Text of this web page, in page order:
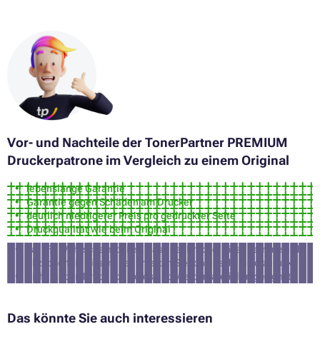
Vor- und Nachteile der TonerPartner PREMIUM
Druckerpatrone im Vergleich zu einem Original
lebenslange Garantie
Garantie gegen Schäden am Drucker
deutlich niedrigerer Preis pro gedruckter Seite
Druckqualität wie beim Original
ca. 3% Wahrscheinlichkeit, dass der Drucker diese Patrone nicht
akzeptiert (in diesem Fall erhalten Sie von uns Ihr Geld zurück)
nicht für den Druck von Fotos und Werbematerialien geeignet
Das könnte Sie auch interessieren